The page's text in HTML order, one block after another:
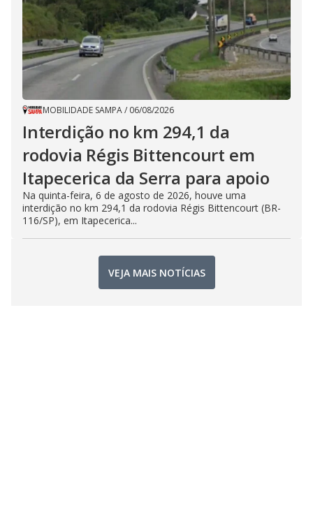
MOBILIDADE SAMPA/ 06/08/2026
Interdição no km 294,1 da
rodovia Régis Bittencourt em
Itapecerica da Serra para apoio
Na quinta-feira, 6 de agosto de 2026, houve uma
interdição no km 294,1 da rodovia Régis Bittencourt (BR-
116/SP), em Itapecerica...
VEJA MAIS NOTÍCIAS